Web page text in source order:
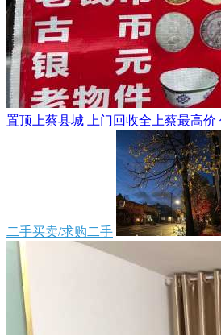
置顶 上蔡县城 上门回收全上蔡最高
二手买卖/求购二手